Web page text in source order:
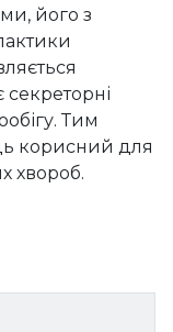
його з
Тим
корисний для
хвороб.